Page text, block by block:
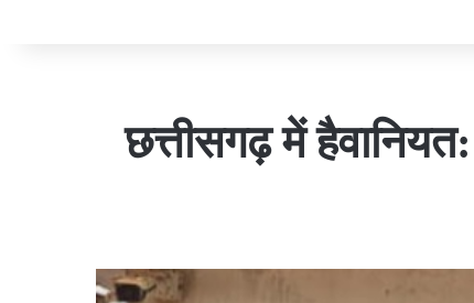
छत्तीसगढ़ में